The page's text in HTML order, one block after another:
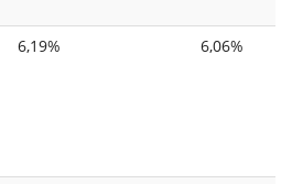
6,19% 6,06%